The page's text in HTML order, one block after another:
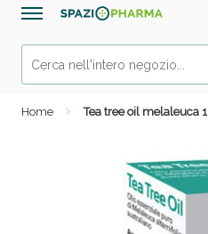
Home Tea tree oil melaleuca
Anticellulite e Fanghi: